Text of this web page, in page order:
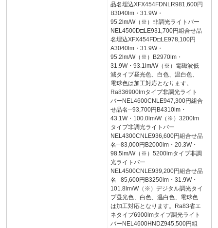
品名埋込XFX454FDNLR981,600円
B3040lm・31.9W・
95.2lm/W（※）非調光ライトバー
NEL4500D□LE931,700円組合せ品
名埋込XFX454FD□LE978,100円
A3040lm・31.9W・
95.2lm/W（※）B2970lm・
31.9W・93.1lm/W（※）電磁波低
減タイプ昼光色、白色、温白色、
電球色は加工対応となります。
Ra836900lmタイプ非調光ライト
バーNEL4600CNLE947,300円組合
せ品名─93,700円B4310lm・
43.1W・100.0lm/W（※）3200lm
タイプ非調光ライトバー
NEL4300CNLE936,600円組合せ品
名─83,000円B2000lm・20.3W・
98.5lm/W（※）5200lmタイプ非調
光ライトバー
NEL4500CNLE939,200円組合せ品
名─85,600円B3250lm・31.9W・
101.8lm/W（※）デジタル調光タイ
プ昼光色、白色、温白色、電球色
は加工対応となります。Ra83省エ
ネタイプ6900lmタイプ調光ライト
バーNEL4600HNDZ945,500円組